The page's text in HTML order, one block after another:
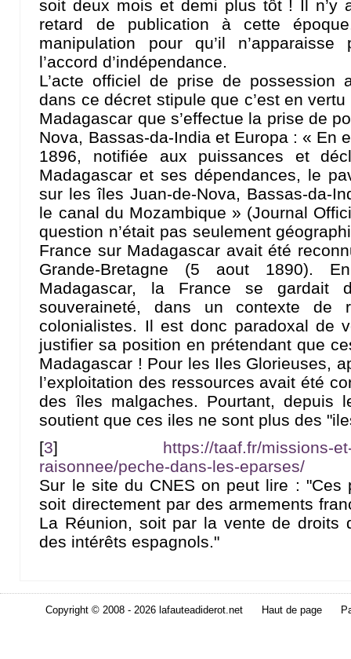
soit deux mois et demi plus tôt ! Il n’y
retard de publication à cette
manipulation pour qu’il
l’accord d’indépendance.
L’acte officiel de prise de possession
dans ce décret stipule que c’est en
Madagascar que s’effectue la prise de
Nova, Bassas-da-India et Europa : « En
1896, notifiée aux puissances et
Madagascar et ses dépendances, le
sur les îles Juan-de-Nova, Bassas-da-
le canal du Mozambique » (Journal
question n’était pas seulement
France sur Madagascar avait été
Grande-Bretagne (5 aout 1890).
Madagascar, la France se gardait
souveraineté, dans un contexte de
colonialistes. Il est donc paradoxal de
justifier sa position en prétendant que
Madagascar ! Pour les Iles Glorieuses,
l’exploitation des ressources avait été
des îles malgaches. Pourtant, depuis
soutient que ces iles ne sont plus des
[3] https://taaf.fr/missions-
raisonnee/peche-dans-les-eparses/
Sur le site du CNES on peut lire : "Ces
soit directement par des armements
La Réunion, soit par la vente de droits
des intérêts espagnols."
Copyright © 2008 - 2026 lafauteadiderot.net Haut de page